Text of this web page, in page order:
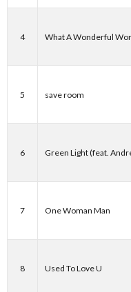
4 What A Wonderful
5 save room
6 Green Light (feat.
7 One Woman Man
8 Used To Love U